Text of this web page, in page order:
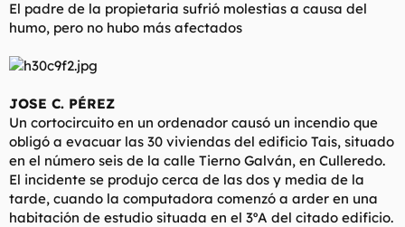
t
e
a
o
El padre de la propietaria sufrió molestias a causa del
humo, pero no hubo más afectados
JOSE C. PÉREZ
Un cortocircuito en un ordenador causó un incendio que
obligó a evacuar las 30 viviendas del edificio Tais, situado
en el número seis de la calle Tierno Galván, en Culleredo.
El incidente se produjo cerca de las dos y media de la
tarde, cuando la computadora comenzó a arder en una
habitación de estudio situada en el 3ºA del citado edificio.